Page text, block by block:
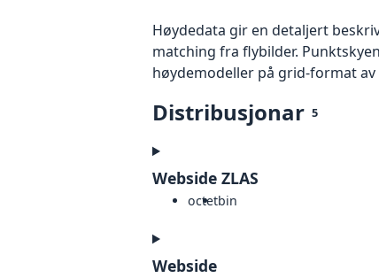
Høydedata gir en detaljert
matching fra flybilder.
høydemodeller på grid-format
Distribusjonar 5
Webside ZLAS
octetbin
Webside